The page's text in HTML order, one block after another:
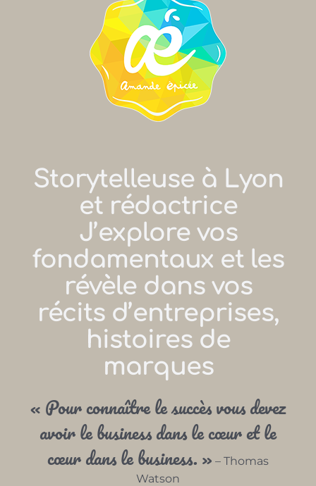
Storytelleuse à Lyon
et rédactrice
J’explore vos
fondamentaux et les
révèle dans vos
récits d’entreprises,
histoires de
marques
« Pour connaître le succès vous devez
avoir le business dans le cœur et le
cœur dans le business. » – Thomas
Watson